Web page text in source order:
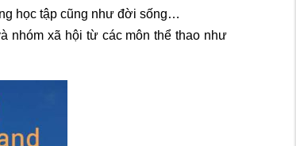
học tập cũng như đời sống…
nhóm xã hội từ các môn thể thao như